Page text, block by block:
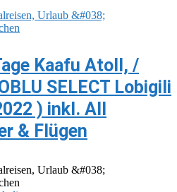
Kaafu Atoll, /
SELECT Lobigili
) inkl. All
& Flügen